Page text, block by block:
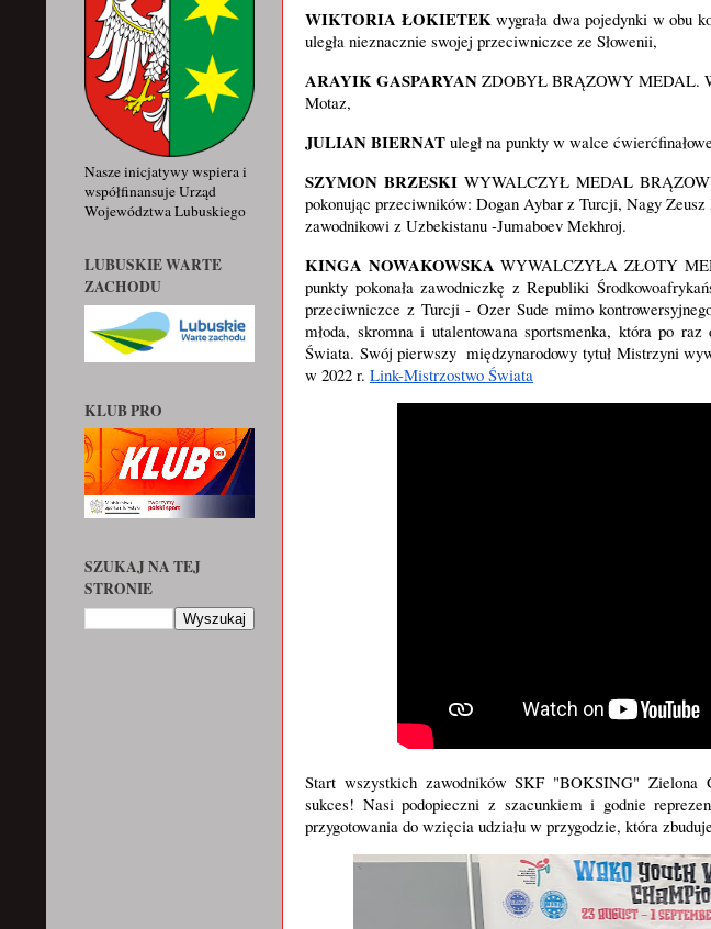
WIKTORIA ŁOKIETEK wygrała dwa pojedynki w obu
uległa nieznacznie swojej przeciwniczce ze Słowenii,
ARAYIK GASPARYAN ZDOBYŁ BRĄZOWY MEDAL. W
Motaz,
JULIAN BIERNAT uległ na punkty w walce
SZYMON BRZESKI WYWALCZYŁ MEDAL
pokonując przeciwników: Dogan Aybar z Turcji, Nagy
zawodnikowi z Uzbekistanu -Jumaboev Mekhroj.
KINGA NOWAKOWSKA WYWALCZYŁA ZŁOTY
punkty pokonała zawodniczkę z Republiki
przeciwniczce z Turcji - Ozer Sude mimo
młoda, skromna i utalentowana sportsmenka, która po
Świata. Swój pierwszy  międzynarodowy tytuł Mistrzyni
w 2022 r. Link-Mistrzostwo Świata
Start wszystkich zawodników SKF "BOKSING" Zielona
sukces! Nasi podopieczni z szacunkiem i godnie
przygotowania do wzięcia udziału w przygodzie, która
Nasze inicjatywy wspiera i
współfinansuje Urząd
Województwa Lubuskiego
LUBUSKIE WARTE
ZACHODU
KLUB PRO
SZUKAJ NA TEJ
STRONIE